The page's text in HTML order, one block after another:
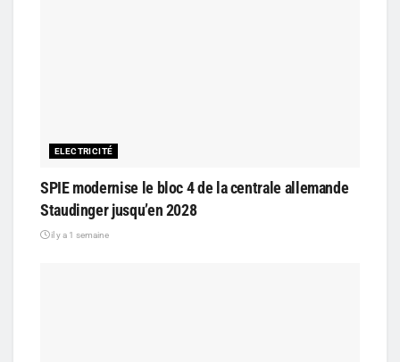
ELECTRICITÉ
SPIE modernise le bloc 4 de la centrale allemande
Staudinger jusqu’en 2028
il y a 1 semaine